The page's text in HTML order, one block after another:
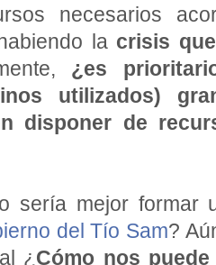
necesarios
la crisis
¿es
utilizados)
disponer de
sería mejor formar
del Tío Sam?
¿Cómo nos